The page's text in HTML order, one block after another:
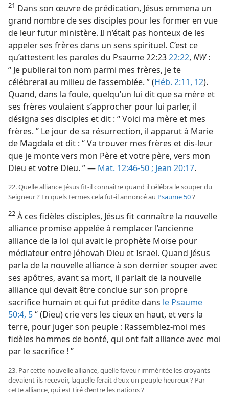
21 Dans son œuvre de prédication, Jésus emmena un
grand nombre de ses disciples pour les former en vue
de leur futur ministère. Il n’était pas honteux de les
appeler ses frères dans un sens spirituel. C’est ce
qu’attestent les paroles du Psaume 22:2322:22, NW:
“ Je publierai ton nom parmi mes frères, je te
célébrerai au milieu de l’assemblée. ” (Héb. 2:11, 12).
Quand, dans la foule, quelqu’un lui dit que sa mère et
ses frères voulaient s’approcher pour lui parler, il
désigna ses disciples et dit : “ Voici ma mère et mes
frères. ” Le jour de sa résurrection, il apparut à Marie
de Magdala et dit : “ Va trouver mes frères et dis-​leur
que je monte vers mon Père et votre père, vers mon
Dieu et votre Dieu. ” — Mat. 12:46-50 ; Jean 20:17.
22. Quelle alliance Jésus fit-​il connaître quand il célébra le souper du
Seigneur ? En quels termes cela fut-​il annoncé au Psaume 50?
22 À ces fidèles disciples, Jésus fit connaître la nouvelle
alliance promise appelée à remplacer l’ancienne
alliance de la loi qui avait le prophète Moïse pour
médiateur entre Jéhovah Dieu et Israël. Quand Jésus
parla de la nouvelle alliance à son dernier souper avec
ses apôtres, avant sa mort, il parlait de la nouvelle
alliance qui devait être conclue sur son propre
sacrifice humain et qui fut prédite dans le Psaume
50:4, 5“ (Dieu) crie vers les cieux en haut, et vers la
terre, pour juger son peuple : Rassemblez-​moi mes
fidèles hommes de bonté, qui ont fait alliance avec moi
par le sacrifice ! ”
23. Par cette nouvelle alliance, quelle faveur imméritée les croyants
devaient-​ils recevoir, laquelle ferait d’eux un peuple heureux ? Par
cette alliance, qui est tiré d’entre les nations ?